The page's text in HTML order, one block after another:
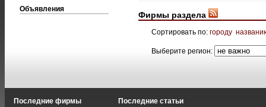
Объявления
Фирмы раздела
Сортировать по: городу
Выберите регион:
Последние фирмы Последние статьи